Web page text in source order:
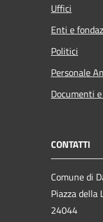
Uffici
Enti e
Politici
Personale
Documenti
CONTATTI
Comune di
Piazza della
24044